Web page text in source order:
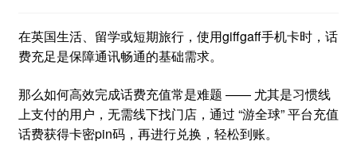
在英国生活、留学或短期旅行，使用giffgaff手机卡时，话
费充足是保障通讯畅通的基础需求。
那么如何高效完成话费充值常是难题 —— 尤其是习惯线
上支付的用户，无需线下找门店，通过 “游全球” 平台充值
话费获得卡密pin码，再进行兑换，轻松到账。